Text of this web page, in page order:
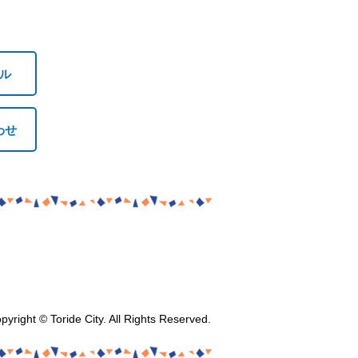
せ
© Toride City. All Rights Reserved.